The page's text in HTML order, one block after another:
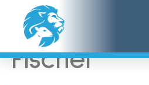
Étiquette :
Fischer